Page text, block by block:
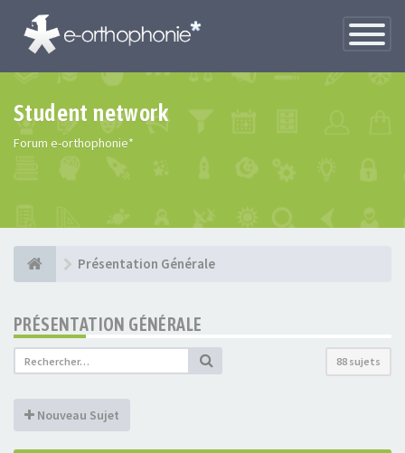
Toggle
Student network
Forum e-orthophonie*
Présentation Générale
PRÉSENTATION GÉNÉRALE
88 sujets
Nouveau Sujet